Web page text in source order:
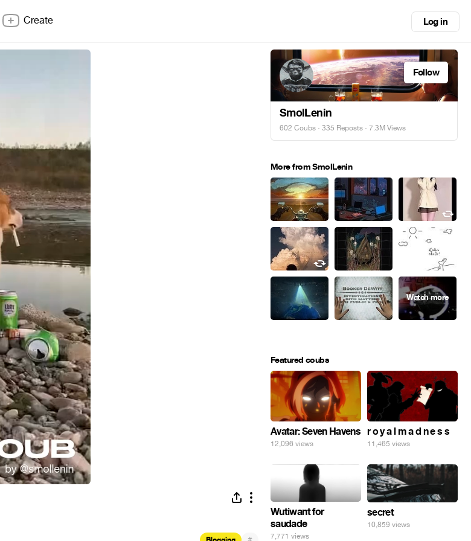
Create Log in
Follow
SmolLenin
602 Coubs · 335 Reposts · 7.3M Views
More from SmolLenin
Featured coubs
Avatar: Seven Havens
12,096 views
r o y a l m a d n e s s
11,465 views
Wutiwant for
saudade
7,771 views
secret
10,859 views